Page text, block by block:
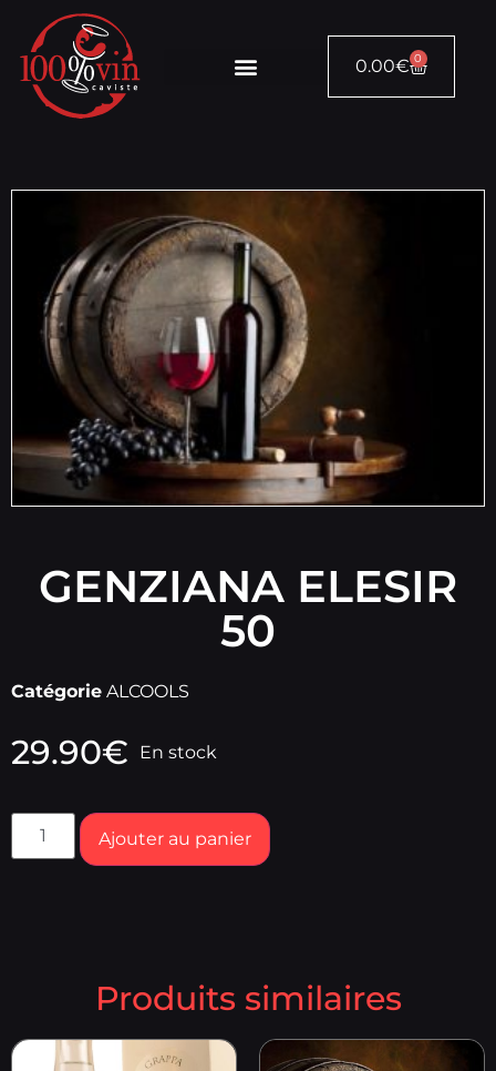
0.00€ 0
GENZIANA ELESIR
50
Catégorie ALCOOLS
29.90€ En stock
Ajouter au panier
Produits similaires